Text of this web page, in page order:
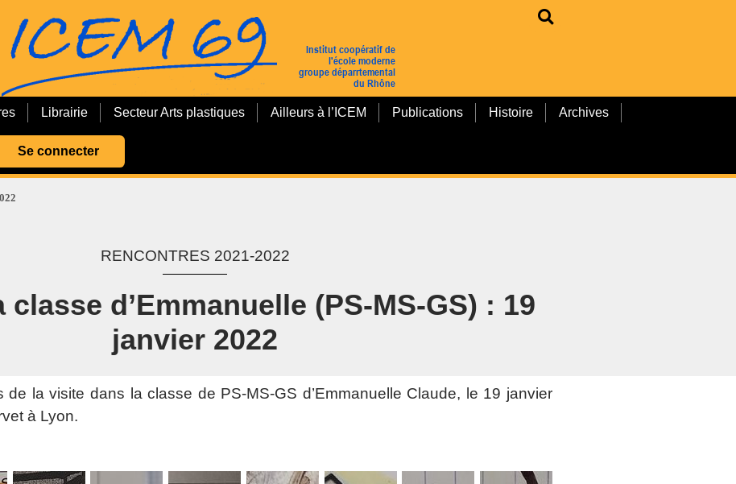
Librairie Secteur Arts plastiques Ailleurs à l’ICEM Publications Histoire Archives
Se connecter
RENCONTRES 2021-2022
d’Emmanuelle (PS-MS-GS) : 19
janvier 2022
de la visite dans la classe de PS-MS-GS d’Emmanuelle Claude, le 19 janvier
à Lyon.